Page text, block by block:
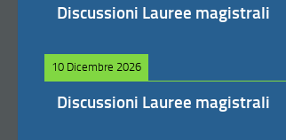
Discussioni Lauree magistrali
10 Dicembre 2026
Discussioni Lauree magistrali